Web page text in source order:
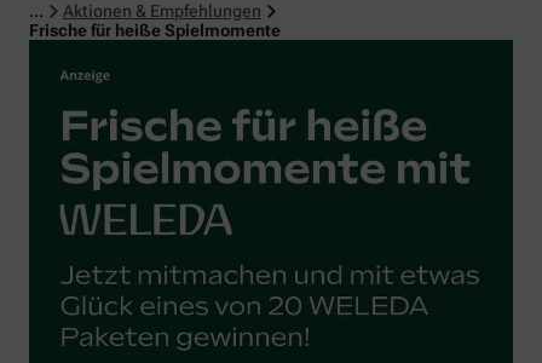
...
Aktionen & Empfehlungen
Frische für heiße Spielmomente